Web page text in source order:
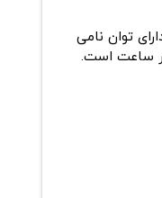
توان نامی
میلی‌متر و قطر دهانه خروجی 65 میلی‌متر، ظرفیت آبدهی 50 تا 160 متر مکعب بر ساعت است.